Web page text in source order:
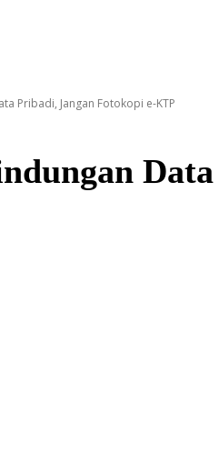
Pribadi, Jangan Fotokopi e-KTP